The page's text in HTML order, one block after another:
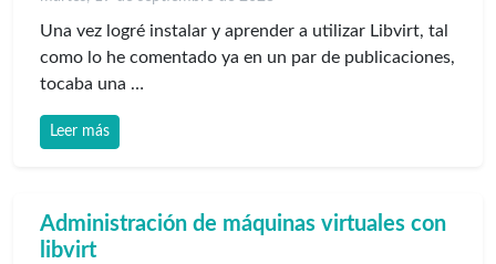
Una vez logré instalar y aprender a utilizar Libvirt, tal
como lo he comentado ya en un par de publicaciones,
tocaba una …
Leer más
Administración de máquinas virtuales con
libvirt